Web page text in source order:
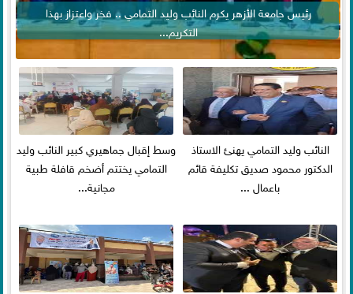
رئيس جامعة الأزهر يكرم النائب وليد التمامي .. فخر واعتزاز بهذا
التكريم...
النائب وليد التمامي يهنئ الاستاذ
الدكتور محمود صديق تكليفة قائم
باعمال ...
وسط إقبال جماهيري كبير النائب وليد
التمامي يختتم أضخم قافلة طبية
مجانية...